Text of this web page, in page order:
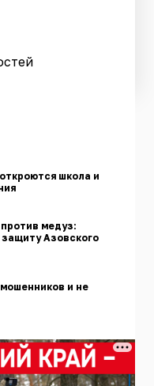
школа и
медуз:
Азовского
и не